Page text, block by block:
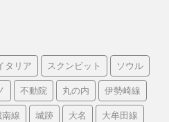
タリア スクンビット ソウル
不動院 丸の内 伊勢崎線
南線 城跡 大名 大牟田線